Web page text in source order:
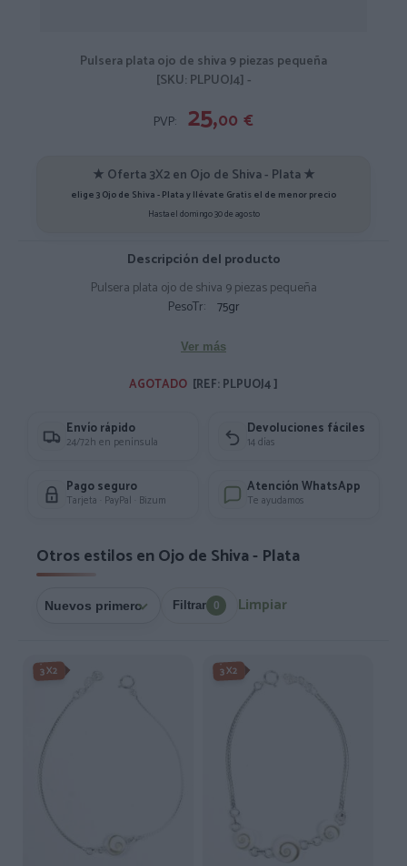
Pulsera plata ojo de shiva 9 piezas pequeña
[SKU: PLPUOJ4] -
PVP: 25,00 €
★ Oferta 3X2 en Ojo de Shiva - Plata ★
elige 3 Ojo de Shiva - Plata y llévate Gratis el de menor precio
Hasta el domingo 30 de agosto
Descripción del producto
Pulsera plata ojo de shiva 9 piezas pequeña
PesoTr: 75gr
Ver más
AGOTADO [REF: PLPUOJ4 ]
Envío rápido
24/72h en península
Devoluciones fáciles
14 días
Pago seguro
Tarjeta · PayPal · Bizum
Atención WhatsApp
Te ayudamos
Otros estilos en Ojo de Shiva - Plata
Filtrar 0 Limpiar
3X2 3X2